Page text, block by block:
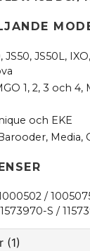
JS50, JS50L,
1, 2, 3 och 4,
och EKE
Media,
/
S /
(1)